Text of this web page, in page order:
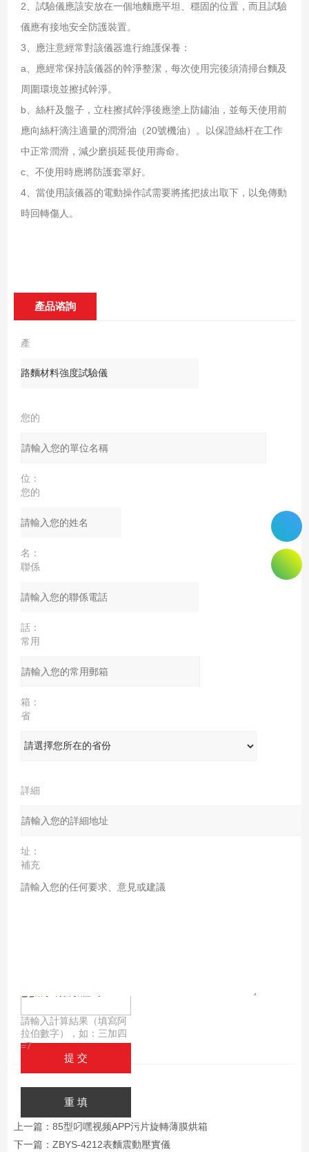
2、試驗儀應該安放在一個地麵應平坦、穩固的位置，而且試驗
儀應有接地安全防護裝置。
3、應注意經常對該儀器進行維護保養：
a、應經常保持該儀器的幹淨整潔，每次使用完後須清掃台麵及
周圍環境並擦拭幹淨。
b、絲杆及盤子，立柱擦拭幹淨後應塗上防鏽油，並每天使用前
應向絲杆滴注適量的潤滑油（20號機油）。以保證絲杆在工作
中正常潤滑，減少磨損延長使用壽命。
c、不使用時應將防護套罩好。
4、當使用該儀器的電動操作試需要將搖把拔出取下，以免傳動
時回轉傷人。
產品谘詢
產
品：
您的
單
位：
您的
姓
名：
聯係
電
話：
常用
郵
箱：
省
份：
詳細
地
址：
補充
說
請輸入計算結果（填寫阿
拉伯數字），如：三加四
=7
上一篇： 85型叼嘿视频APP污片旋轉薄膜烘箱
下一篇： ZBYS-4212表麵震動壓實儀